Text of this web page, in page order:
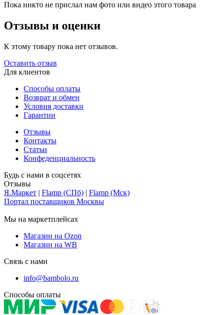
Пока никто не прислал нам фото или видео этого товара
Отзывы и оценки
К этому товару пока нет отзывов.
Оставить отзыв
Для клиентов
Способы оплаты
Возврат и обмен
Условия доставки
Гарантии
Отзывы
Контакты
Статьи
Конфеденциальность
Будь с нами в соцсетях
Отзывы
Я.Маркет | Flamp (СПб) | Flamp (Мск)
Портал поставщиков Москвы
Мы на маркетплейсах
Магазин на Ozon
Магазин на WB
Связь с нами
info@bambolo.ru
Способы оплаты